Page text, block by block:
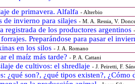
de primavera. Alfalfa - Alterbio
de invierno para silajes - M. A. Ressia, V.
registrada de los productores argentinos
Preparándose para pasar el
en los silos - J. A. Romano
el maíz más tarde? - P. A. Cattani
de cultivos: el shredlaje - J. Peiretti, F.
¿qué son?, ¿qué tipos existen?,